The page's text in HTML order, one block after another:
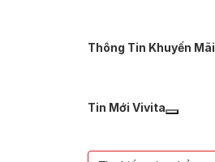
Thông Tin Khuyến Mãi
Tin Mới Vivita